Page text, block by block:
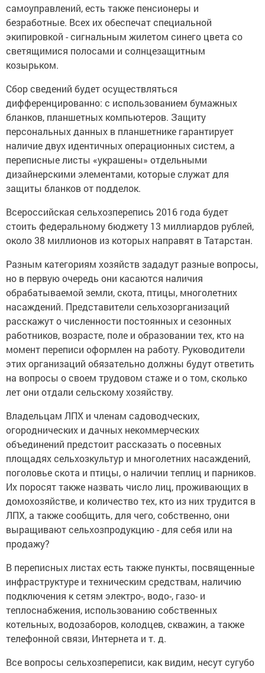
самоуправлений, есть также пенсионеры и
безработные. Всех их обеспечат специальной
экипировкой - сигнальным жилетом синего цвета со
светящимися полосами и солнцезащитным
козырьком.
Сбор сведений будет осуществляться
дифференцированно: с использованием бумажных
бланков, планшетных компьютеров. Защиту
персональных данных в планшетнике гарантирует
наличие двух идентичных операционных систем, а
переписные листы «украшены» отдельными
дизайнерскими элементами, которые служат для
защиты бланков от подделок.
Всероссийская сельхозперепись 2016 года будет
стоить федеральному бюджету 13 миллиардов рублей,
около 38 миллионов из которых направят в Татарстан.
Разным категориям хозяйств зададут разные вопросы,
но в первую очередь они касаются наличия
обрабатываемой земли, скота, птицы, многолетних
насаждений. Представители сельхозорганизаций
расскажут о численности постоянных и сезонных
работников, возрасте, поле и образовании тех, кто на
момент переписи оформлен на работу. Руководители
этих организаций обязательно должны будут ответить
на вопросы о своем трудовом стаже и о том, сколько
лет они отдали сельскому хозяйству.
Владельцам ЛПХ и членам садоводческих,
огороднических и дачных некоммерческих
объединений предстоит рассказать о посевных
площадях сельхозкультур и многолетних насаждений,
поголовье скота и птицы, о наличии теплиц и парников.
Их поросят также назвать число лиц, проживающих в
домохозяйстве, и количество тех, кто из них трудится в
ЛПХ, а также сообщить, для чего, собственно, они
выращивают сельхозпродукцию - для себя или на
продажу?
В переписных листах есть также пункты, посвященные
инфраструктуре и техническим средствам, наличию
подключения к сетям электро-, водо-, газо- и
теплоснабжения, использованию собственных
котельных, водозаборов, колодцев, скважин, а также
телефонной связи, Интернета и т. д.
Все вопросы сельхозпереписи, как видим, несут сугубо